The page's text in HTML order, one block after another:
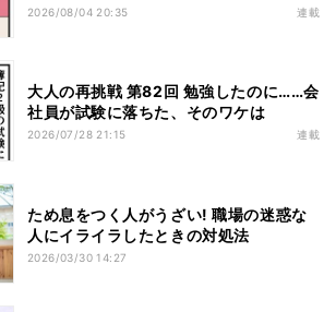
2026/08/04 20:35 連載
大人の再挑戦 第82回 勉強したのに……会
社員が試験に落ちた、そのワケは
2026/07/28 21:15 連載
ため息をつく人がうざい! 職場の迷惑な
人にイライラしたときの対処法
2026/03/30 14:27